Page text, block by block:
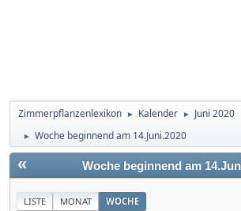
Zimmerpflanzenlexikon ► Kalender ► Juni 2020
► Woche beginnend am 14.Juni.2020
« Woche beginnend am
LISTE MONAT WOCHE